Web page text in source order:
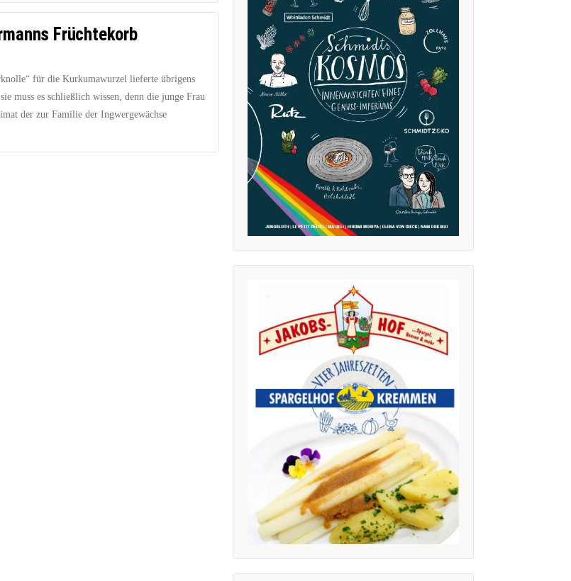
Früchtekorb
für die Kurkumawurzel lieferte übrigens
muss es schließlich wissen, denn die junge Frau
der zur Familie der Ingwergewächse